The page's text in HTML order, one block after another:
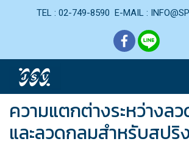
TEL : 02-749-8590 E-MAIL :
ความแตกต่างระหว่างล
และลวดกลมสำหรับสปริ